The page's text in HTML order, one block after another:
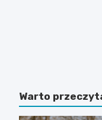
Warto